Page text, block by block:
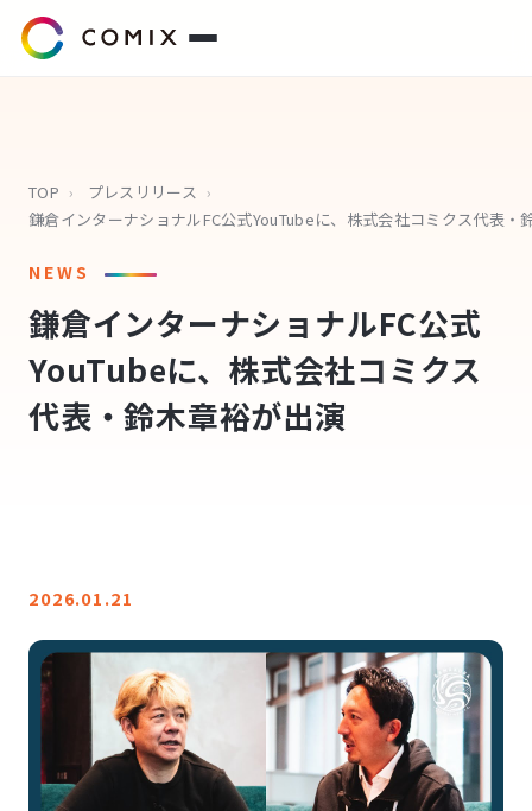
プレスリリース
代表挨拶
役員紹介
お問い合わせ
TOP › プレスリリース ›
NEWS
鎌倉インターナショナルFC公式
YouTubeに、株式会社コミクス
代表・鈴木章裕が出演
2026.01.21